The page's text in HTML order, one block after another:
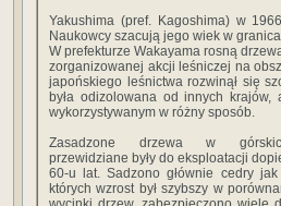
Yakushima (pref. Kagoshima) w
Naukowcy szacują jego wiek w
W prefekturze Wakayama rosną
zorganizowanej akcji leśniczej na
japońskiego leśnictwa rozwinął się
była odizolowana od innych krajów,
wykorzystywanym w różny sposób.
Zasadzone drzewa w
przewidziane były do eksploatacji
60-u lat. Sadzono głównie cedry jak
których wzrost był szybszy w